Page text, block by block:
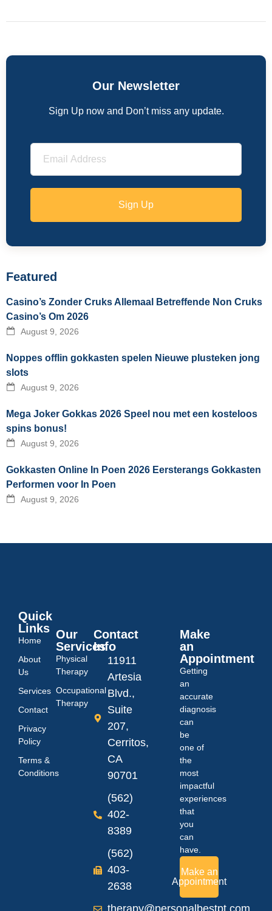
Our Newsletter
Sign Up now and Don’t miss any update.
Sign Up
Featured
Casino’s Zonder Cruks Allemaal Betreffende Non Cruks
Casino’s Om 2026
August 9, 2026
Noppes offlin gokkasten spelen Nieuwe plusteken jong
slots
August 9, 2026
Mega Joker Gokkas 2026 Speel nou met een kosteloos
spins bonus!
August 9, 2026
Gokkasten Online In Poen 2026 Eersterangs Gokkasten
Performen voor In Poen
August 9, 2026
Quick
Links
Home
About
Us
Services
Contact
Privacy
Policy
Terms &
Conditions
Our
Services
Physical
Therapy
Occupational
Therapy
Contact
Info
11911
Artesia
Blvd.,
Suite
207,
Cerritos,
CA
90701
(562)
402-
8389
(562)
403-
2638
Make
an
Appointment
Getting
an
accurate
diagnosis
can
be
one of
the
most
impactful
experiences
that
you
can
have.
Make an
Appointment